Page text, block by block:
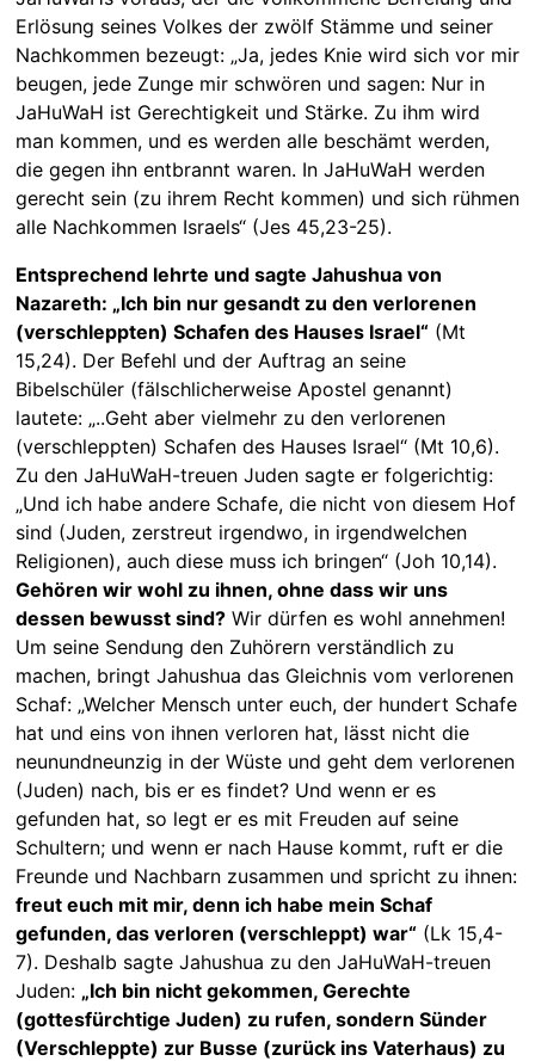
Erlösung seines Volkes der zwölf Stämme und seiner
Nachkommen bezeugt: „Ja, jedes Knie wird sich vor mir
beugen, jede Zunge mir schwören und sagen: Nur in
JaHuWaH ist Gerechtigkeit und Stärke. Zu ihm wird
man kommen, und es werden alle beschämt werden,
die gegen ihn entbrannt waren. In JaHuWaH werden
gerecht sein (zu ihrem Recht kommen) und sich rühmen
alle Nachkommen Israels“ (Jes 45,23-25).
Entsprechend lehrte und sagte Jahushua von
Nazareth: „Ich bin nur gesandt zu den verlorenen
(verschleppten) Schafen des Hauses Israel“(Mt
15,24). Der Befehl und der Auftrag an seine
Bibelschüler (fälschlicherweise Apostel genannt)
lautete: „..Geht aber vielmehr zu den verlorenen
(verschleppten) Schafen des Hauses Israel“ (Mt 10,6).
Zu den JaHuWaH-treuen Juden sagte er folgerichtig:
„Und ich habe andere Schafe, die nicht von diesem Hof
sind (Juden, zerstreut irgendwo, in irgendwelchen
Religionen), auch diese muss ich bringen“ (Joh 10,14).
Gehören wir wohl zu ihnen, ohne dass wir uns
dessen bewusst sind?Wir dürfen es wohl annehmen!
Um seine Sendung den Zuhörern verständlich zu
machen, bringt Jahushua das Gleichnis vom verlorenen
Schaf: „Welcher Mensch unter euch, der hundert Schafe
hat und eins von ihnen verloren hat, lässt nicht die
neunundneunzig in der Wüste und geht dem verlorenen
(Juden) nach, bis er es findet? Und wenn er es
gefunden hat, so legt er es mit Freuden auf seine
Schultern; und wenn er nach Hause kommt, ruft er die
Freunde und Nachbarn zusammen und spricht zu ihnen:
freut euch mit mir, denn ich habe mein Schaf
gefunden, das verloren (verschleppt) war“(Lk 15,4-
7). Deshalb sagte Jahushua zu den JaHuWaH-treuen
Juden: „Ich bin nicht gekommen, Gerechte
(gottesfürchtige Juden) zu rufen, sondern Sünder
(Verschleppte) zur Busse (zurück ins Vaterhaus) zu